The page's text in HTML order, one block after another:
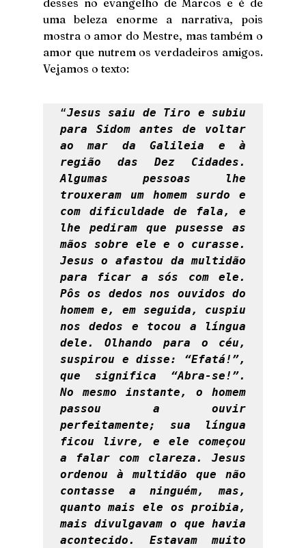
desses no evangelho de Marcos e é de
uma beleza enorme a narrativa, pois
mostra o amor do Mestre, mas também o
amor que nutrem os verdadeiros amigos.
Vejamos o texto:
“Jesus saiu de Tiro e subiu
para Sidom antes de voltar
ao mar da Galileia e à
região das Dez Cidades.
Algumas pessoas lhe
trouxeram um homem surdo e
com dificuldade de fala, e
lhe pediram que pusesse as
mãos sobre ele e o curasse.
Jesus o afastou da multidão
para ficar a sós com ele.
Pôs os dedos nos ouvidos do
homem e, em seguida, cuspiu
nos dedos e tocou a língua
dele. Olhando para o céu,
suspirou e disse: “Efatá!”,
que significa “Abra-se!”.
No mesmo instante, o homem
passou a ouvir
perfeitamente; sua língua
ficou livre, e ele começou
a falar com clareza. Jesus
ordenou à multidão que não
contasse a ninguém, mas,
quanto mais ele os proibia,
mais divulgavam o que havia
acontecido. Estavam muito